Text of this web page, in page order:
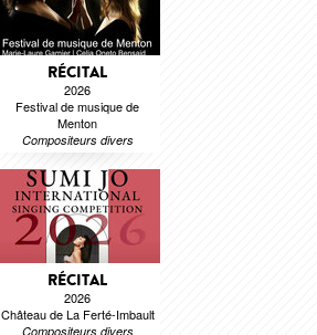
RÉCITAL
2026
Festival de musique de
Menton
Compositeurs divers
RÉCITAL
2026
Château de La Ferté-Imbault
Compositeurs divers